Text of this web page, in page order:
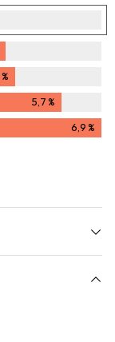
%
5,7%
6,9%